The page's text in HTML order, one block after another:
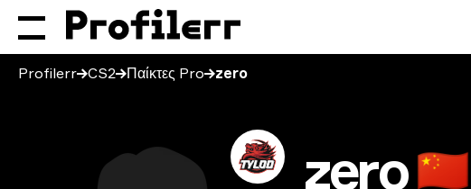
Profilerr CS2 Παίκτες Pro zero
zero 🇨🇳